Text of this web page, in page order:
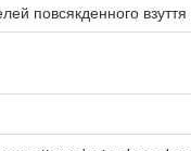
повсякденного